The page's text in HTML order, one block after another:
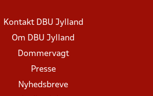
Kontakt DBU Jylland
Om DBU Jylland
Dommervagt
Presse
Nyhedsbreve